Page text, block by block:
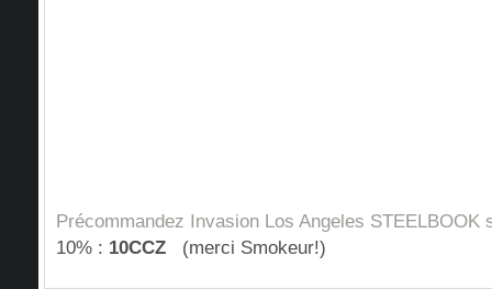
Précommandez Invasion Los Angeles STEELBOOK
10% : 10CCZ (merci Smokeur!)